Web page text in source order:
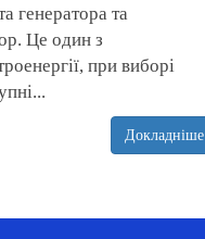
генератора та
Це один з
при виборі
Докладніше